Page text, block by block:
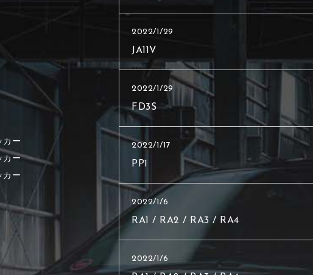
2022/1/29
JA11V
2022/1/29
FD3S
2022/1/17
PP1
2022/1/6
RA1 / RA2 / RA3 / RA4
2022/1/6
カー
カー
カー